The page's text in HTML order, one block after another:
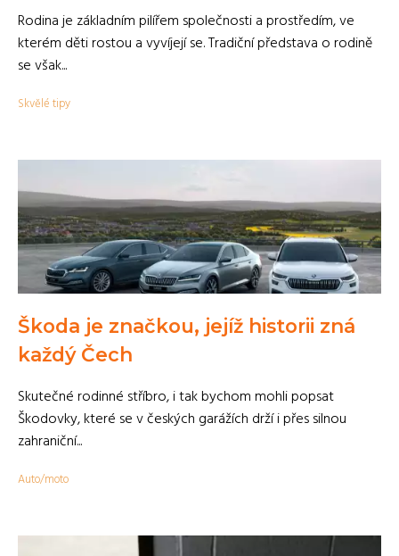
Rodina je základním pilířem společnosti a prostředím, ve
kterém děti rostou a vyvíjejí se. Tradiční představa o rodině
se však...
Skvělé tipy
Škoda je značkou, jejíž historii zná
každý Čech
Skutečné rodinné stříbro, i tak bychom mohli popsat
Škodovky, které se v českých garážích drží i přes silnou
zahraniční...
Auto/moto